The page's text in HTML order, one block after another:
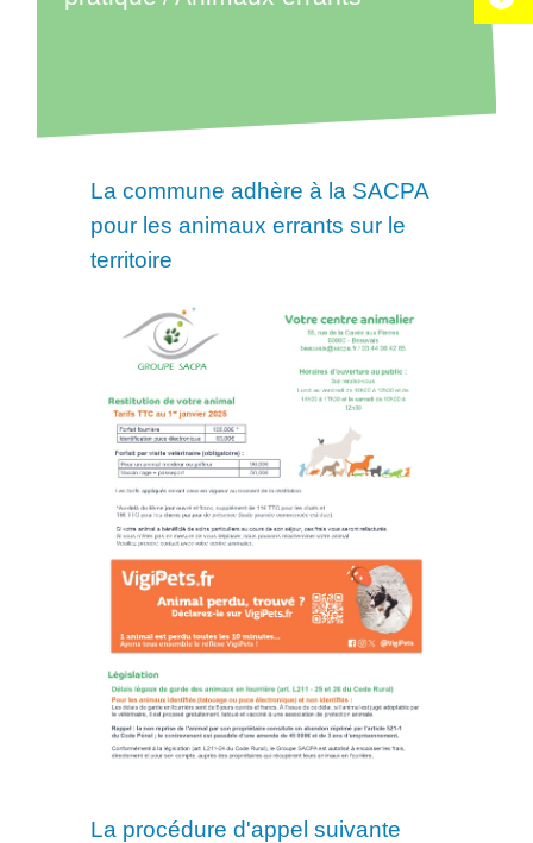
La commune adhère à la SACPA
pour les animaux errants sur le
territoire
La procédure d'appel suivante